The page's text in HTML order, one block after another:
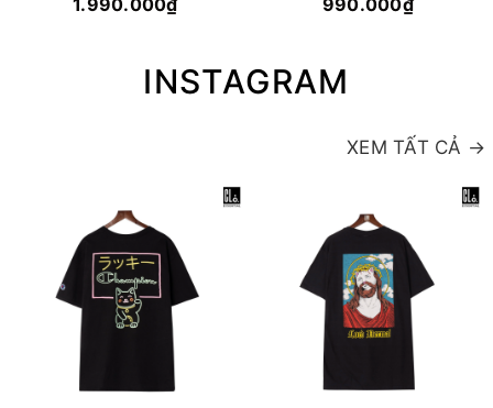
1.990.000₫ 990.000₫
INSTAGRAM
XEM TẤT CẢ →